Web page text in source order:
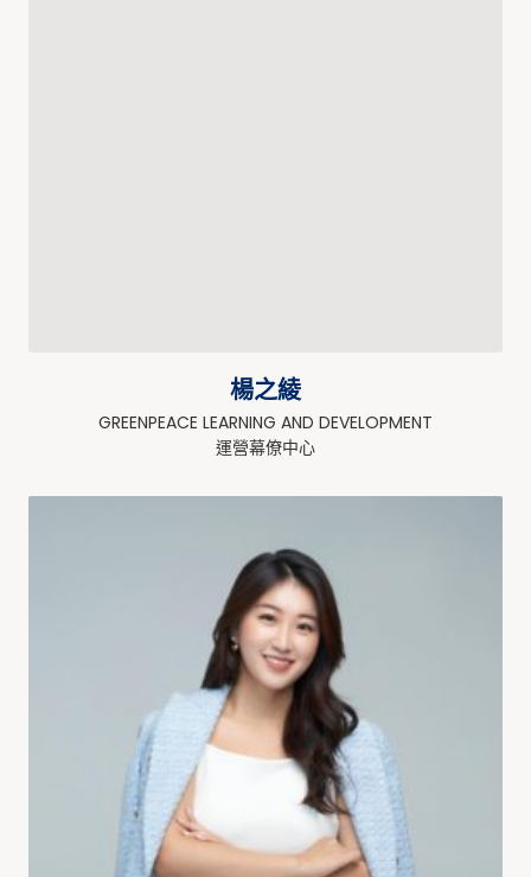
楊之綾
GREENPEACE LEARNING AND DEVELOPMENT
運營幕僚中心